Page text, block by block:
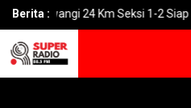
Berita :
Km Seksi 1-2 Siap Operasi